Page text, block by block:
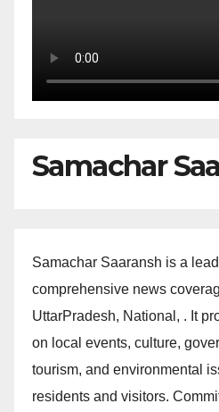
Samachar
Samachar Saaransh is a
comprehensive news
UttarPradesh, National, . It
on local events, culture,
tourism, and environmental
residents and visitors.